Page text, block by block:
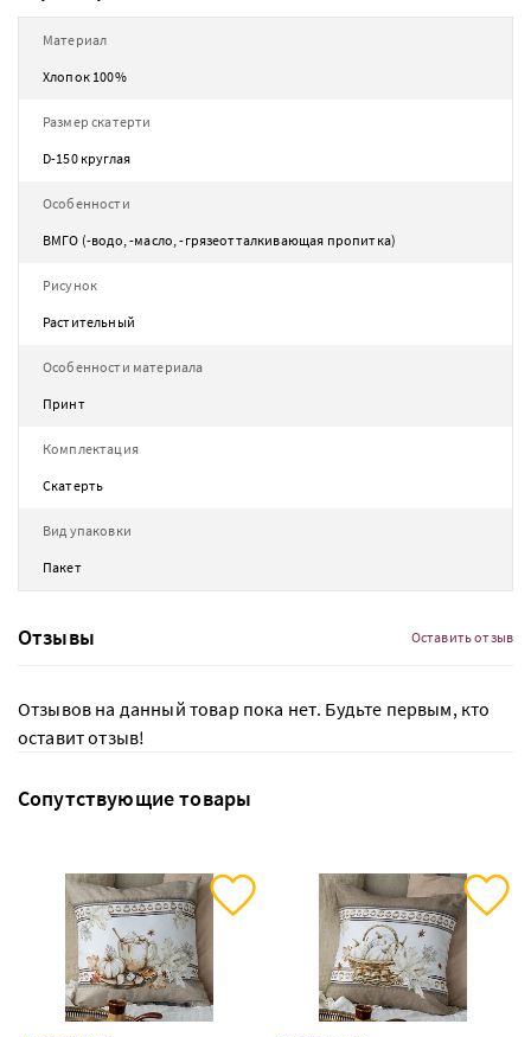
Материал
Хлопок 100%
Размер скатерти
D-150 круглая
Особенности
ВМГО (-водо, -масло, -грязеотталкивающая пропитка)
Рисунок
Растительный
Особенности материала
Принт
Комплектация
Скатерть
Вид упаковки
Пакет
Отзывы Оставить отзыв
Отзывов на данный товар пока нет. Будьте первым, кто
оставит отзыв!
Сопутствующие товары